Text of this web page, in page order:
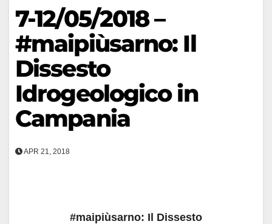
7-12/05/2018 –
#maipiùsarno: Il
Dissesto
Idrogeologico in
Campania
APR 21, 2018
#maipiùsarno: Il Dissesto